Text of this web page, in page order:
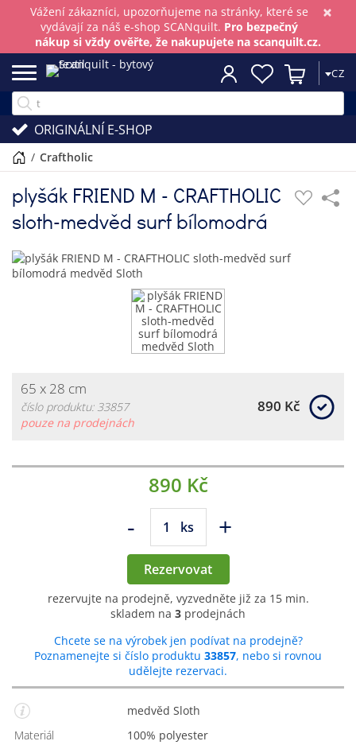
×
Vážení zákazníci, upozorňujeme na stránky, které se
vydávají za náš e-shop SCANquilt. Pro bezpečný
nákup si vždy ověřte, že nakupujete na scanquilt.cz.
CZ
ORIGINÁLNÍ E-SHOP
/ craftholic
plyšák FRIEND M - CRAFTHOLIC
sloth-medvěd surf bílomodrá
65 x 28 cm
číslo produktu: 33857
pouze na prodejnách
890 Kč
890 Kč
- ks +
Rezervovat
rezervujte na prodejně, vyzvedněte již za 15 min.
skladem na 3 prodejnách
Chcete se na výrobek jen podívat na prodejně?
Poznamenejte si číslo produktu 33857, nebo si rovnou
udělejte rezervaci.
medvěd Sloth
Materiál
100% polyester